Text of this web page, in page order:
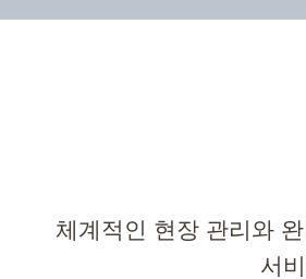
체계적인 현장 관리와
서